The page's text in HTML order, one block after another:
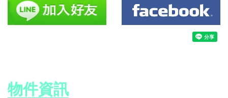
物件資訊